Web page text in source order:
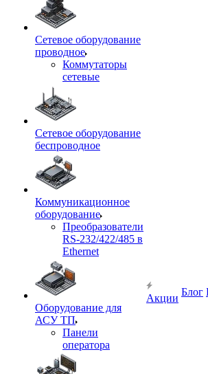
Сетевое оборудование
проводное
Коммутаторы
сетевые
Сетевое оборудование
беспроводное
Коммуникационное
оборудование
Преобразователи
RS-232/422/485 в
Ethernet
Оборудование для
АСУ ТП
Панели
оператора
Акции
Блог